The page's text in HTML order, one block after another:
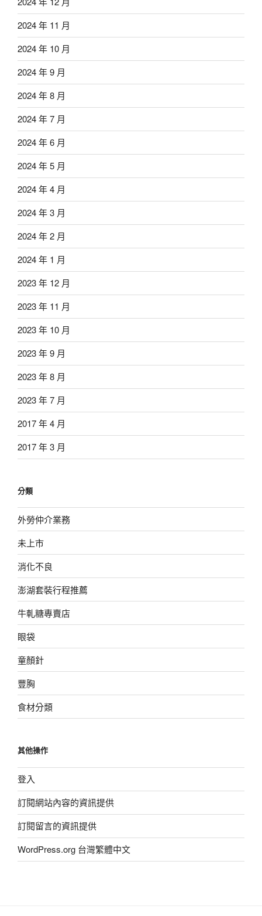
2024 年 11 月
2024 年 10 月
2024 年 9 月
2024 年 8 月
2024 年 7 月
2024 年 6 月
2024 年 5 月
2024 年 4 月
2024 年 3 月
2024 年 2 月
2024 年 1 月
2023 年 12 月
2023 年 11 月
2023 年 10 月
2023 年 9 月
2023 年 8 月
2023 年 7 月
2017 年 4 月
2017 年 3 月
分類
外勞仲介業務
未上市
消化不良
澎湖套裝行程推薦
牛軋糖專賣店
眼袋
童顏針
豐胸
食材分類
其他操作
登入
訂閱網站內容的資訊提供
訂閱留言的資訊提供
WordPress.org 台灣繁體中文